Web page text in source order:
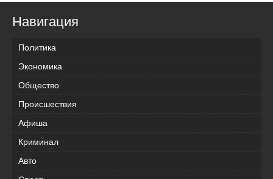
Навигация
Политика
Экономика
Общество
Происшествия
Афиша
Криминал
Авто